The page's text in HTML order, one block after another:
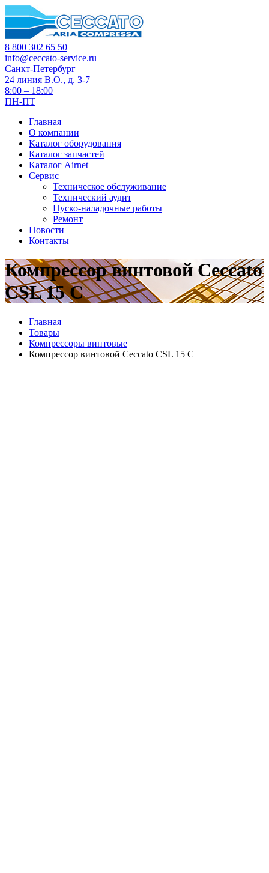
8 800 302 65 50
info@ceccato-service.ru
Санкт-Петербург
24 линия В.О., д. 3-7
8:00 – 18:00
ПН-ПТ
Главная
О компании
Каталог оборудования
Каталог запчастей
Каталог Airnet
Сервис
Техническое обслуживание
Технический аудит
Пуско-наладочные работы
Ремонт
Новости
Контакты
Компрессор винтовой Ceccato
CSL 15 C
Главная
Товары
Компрессоры винтовые
Компрессор винтовой Ceccato CSL 15 C